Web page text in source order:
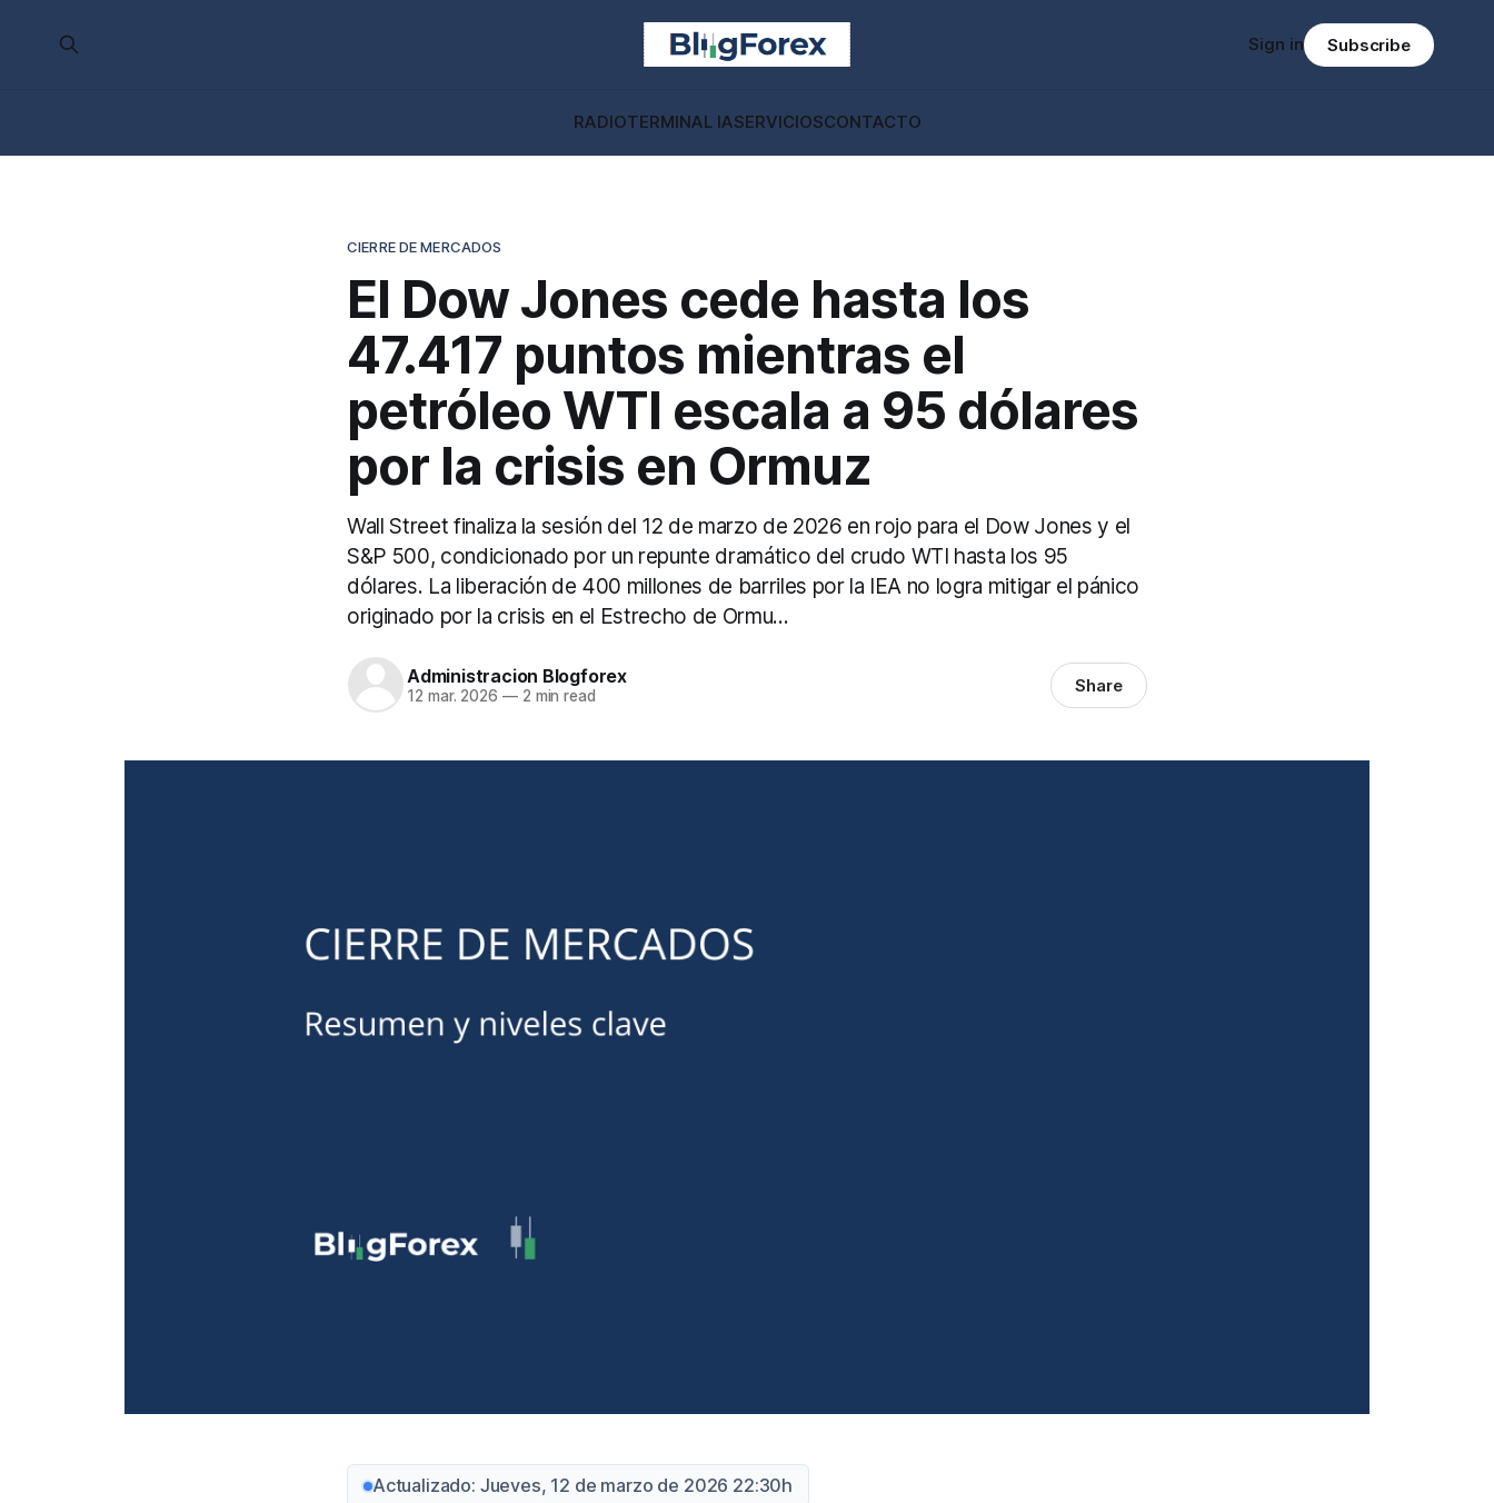
RADIOTERMINAL IASERVICIOSCONTACTO
Sign in Subscribe
CIERRE DE MERCADOS
El Dow Jones cede hasta los
47.417 puntos mientras el
petróleo WTI escala a 95 dólares
por la crisis en Ormuz
Wall Street finaliza la sesión del 12 de marzo de 2026 en rojo para el Dow Jones y el
S&P 500, condicionado por un repunte dramático del crudo WTI hasta los 95
dólares. La liberación de 400 millones de barriles por la IEA no logra mitigar el pánico
originado por la crisis en el Estrecho de Ormu...
Administracion Blogforex
12 mar. 2026 —2 min read Share
Actualizado: Jueves, 12 de marzo de 2026 22:30h